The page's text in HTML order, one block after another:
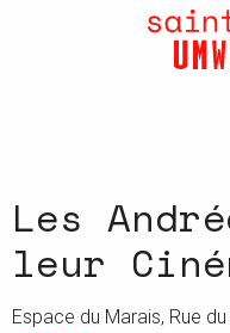
Les
leur
Espace du Marais, Rue